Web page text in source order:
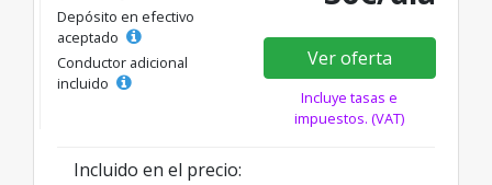
Depósito en efectivo
aceptado
Conductor adicional
incluido
Ver oferta
Incluye tasas e
impuestos. (VAT)
Incluido en el precio: